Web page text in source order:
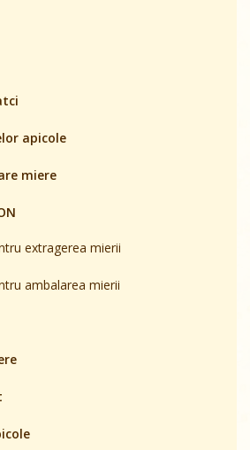
apicole
miere
extragerea mierii
ambalarea mierii